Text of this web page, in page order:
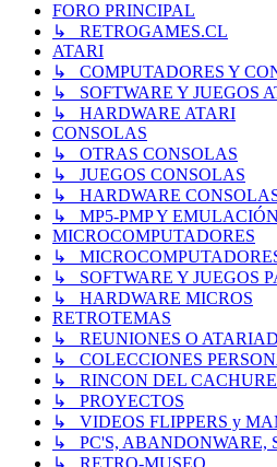
FORO PRINCIPAL
↳ RETROGAMES.CL
ATARI
↳ COMPUTADORES Y
↳ SOFTWARE Y JUEGOS
↳ HARDWARE ATARI
CONSOLAS
↳ OTRAS CONSOLAS
↳ JUEGOS CONSOLAS
↳ HARDWARE
↳ MP5-PMP Y
MICROCOMPUTADORES
↳
↳ SOFTWARE Y JUEGOS
↳ HARDWARE MICROS
RETROTEMAS
↳ REUNIONES O
↳ COLECCIONES
↳ RINCON DEL
↳ PROYECTOS
↳ VIDEOS FLIPPERS y
↳ PC'S, ABANDONWARE,